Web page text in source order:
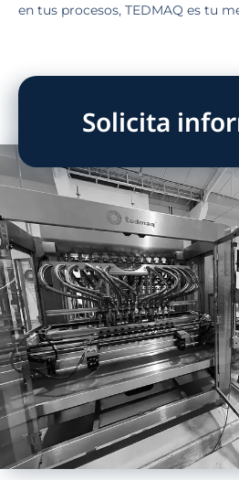
en tus procesos, TEDMAQ es tu
Solicita